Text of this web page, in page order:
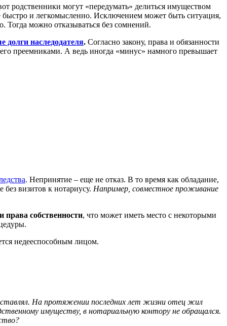
родственники могут «передумать» делиться имуществом
и легкомысленно. Исключением может быть ситуация,
Тогда можно отказываться без сомнений.
долги наследодателя. Согласно закону, права и обязанности
его преемниками. А ведь иногда «минус» намного превышает
. Непринятие – еще не отказ. В то время как обладание,
визитов к нотариусу. Например, совместное проживание
права собственности, что может иметь место с некоторыми
недееспособным лицом.
На протяжении последних лет жизни отец жил
имуществу, в нотариальную контору не обращался.